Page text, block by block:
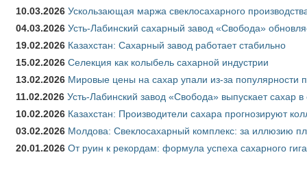
10.03.2026 Ускользающая маржа свеклосахарного
04.03.2026 Усть-Лабинский сахарный завод «Свобода»
19.02.2026 Казахстан: Сахарный завод работает стабильно
15.02.2026 Селекция как колыбель сахарной индустрии
13.02.2026 Мировые цены на сахар упали из-за популярности
11.02.2026 Усть-Лабинский завод «Свобода» выпускает сахар в
10.02.2026 Казахстан: Производители сахара прогнозируют
03.02.2026 Молдова: Свеклосахарный комплекс: за иллюзию
20.01.2026 От руин к рекордам: формула успеха сахарного